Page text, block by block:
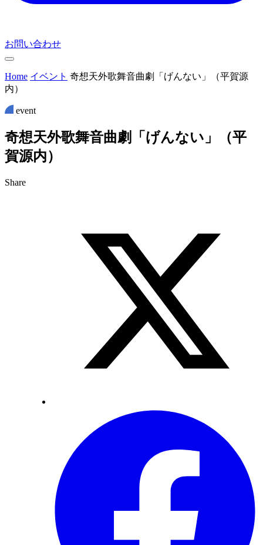
お問い合わせ
Home イベント 奇想天外歌舞音曲劇「げんない」（平賀源
内）
event
奇想天外歌舞音曲劇 「 げんない 」 （平
賀源内）
Share